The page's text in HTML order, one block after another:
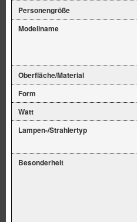
Personengröße
Modellname
Oberfläche/Material
Form
Watt
Lampen-/Strahlertyp
Besonderheit